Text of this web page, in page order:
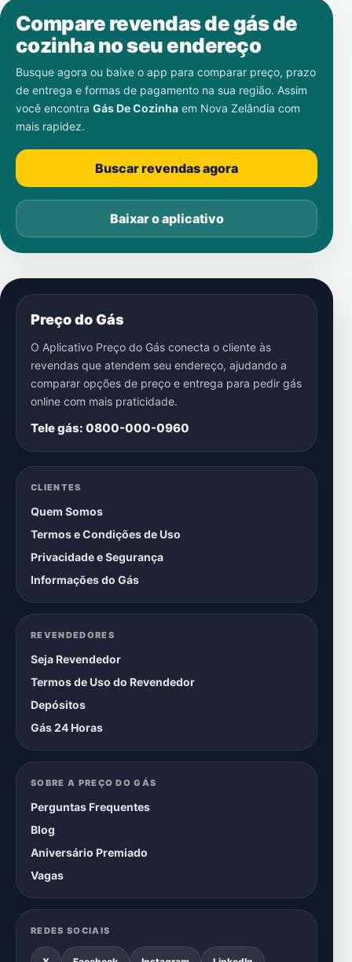
Compare revendas de gás de
cozinha no seu endereço
Busque agora ou baixe o app para comparar preço, prazo
de entrega e formas de pagamento na sua região. Assim
você encontra Gás De Cozinha em Nova Zelândia com
mais rapidez.
Buscar revendas agora
Baixar o aplicativo
Preço do Gás
O Aplicativo Preço do Gás conecta o cliente às
revendas que atendem seu endereço, ajudando a
comparar opções de preço e entrega para pedir gás
online com mais praticidade.
Tele gás: 0800-000-0960
CLIENTES
Quem Somos
Termos e Condições de Uso
Privacidade e Segurança
Informações do Gás
REVENDEDORES
Seja Revendedor
Termos de Uso do Revendedor
Depósitos
Gás 24 Horas
SOBRE A PREÇO DO GÁS
Perguntas Frequentes
Blog
Aniversário Premiado
Vagas
REDES SOCIAIS